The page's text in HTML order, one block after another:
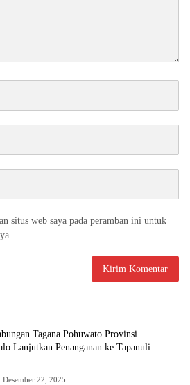
situs web saya pada peramban ini untuk
Tagana Pohuwato Provinsi
Lanjutkan Penanganan ke Tapanuli
Desember 22, 2025